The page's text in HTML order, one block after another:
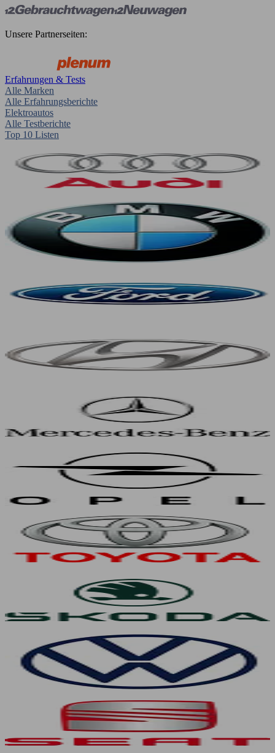
Unsere Partnerseiten:
Erfahrungen & Tests
Alle Marken
Alle Erfahrungsberichte
Elektroautos
Alle Testberichte
Top 10 Listen